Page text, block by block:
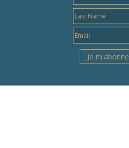
Je m'abonne
Pin It on Pinterest